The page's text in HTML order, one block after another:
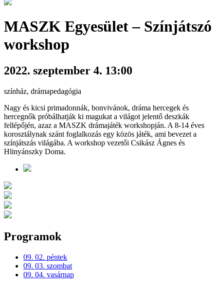
MASZK Egyesület – Színjátszó
workshop
2022. szeptember 4. 13:00
színház, drámapedagógia
Nagy és kicsi primadonnák, bonvivánok, dráma hercegek és
hercegnők próbálhatják ki magukat a világot jelentő deszkák
fellépőjén, azaz a MASZK drámajáték workshopján. A 8-14 éves
korosztálynak szánt foglalkozás egy közös játék, ami bevezet a
színjátszás világába. A workshop vezetői Csikász Ágnes és
Hlinyánszky Doma.
Programok
09. 02. péntek
09. 03. szombat
09. 04. vasárnap